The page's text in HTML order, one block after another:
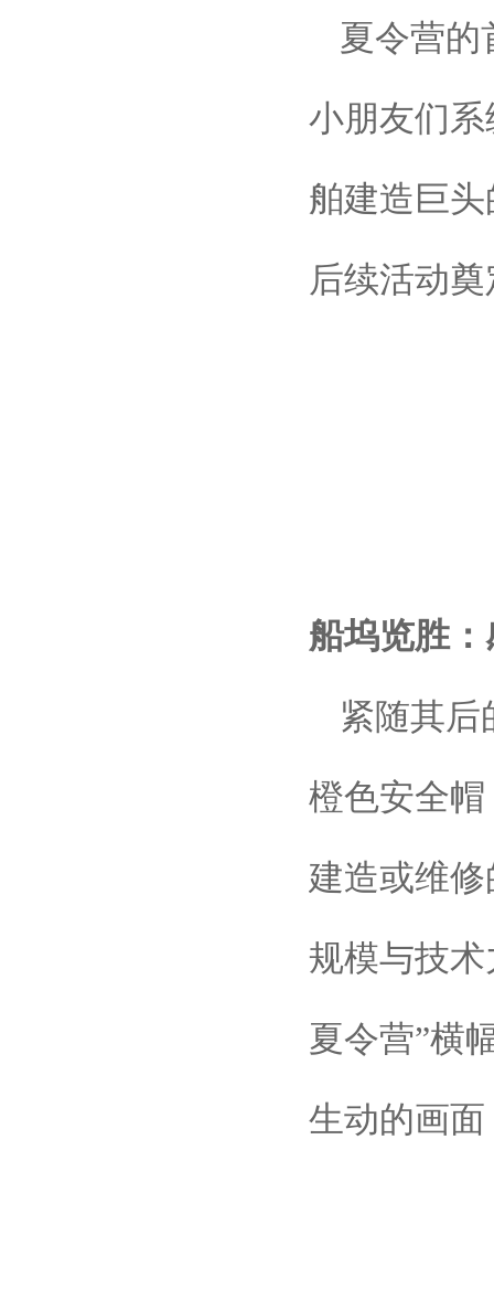
夏令营的
小朋友们
舶建造巨
后续活动
船坞览胜
紧随其后
橙色安全
建造或维
规模与技
夏令营”横
生动的画